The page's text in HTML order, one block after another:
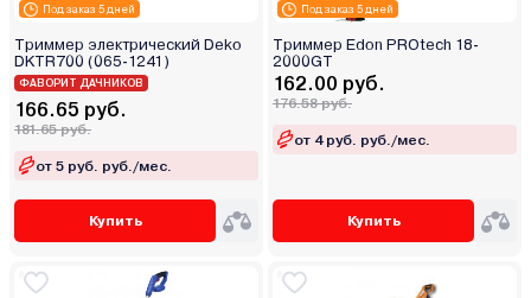
Под заказ 5 дней
Триммер электрический Deko
DKTR700 (065-1241)
ФАВОРИТ ДАЧНИКОВ
166.65 руб.
181.65 руб.
от 5 руб. руб./мес.
Купить
Под заказ 5 дней
Триммер Edon PROtech 18-
2000GT
162.00 руб.
176.58 руб.
от 4 руб. руб./мес.
Купить